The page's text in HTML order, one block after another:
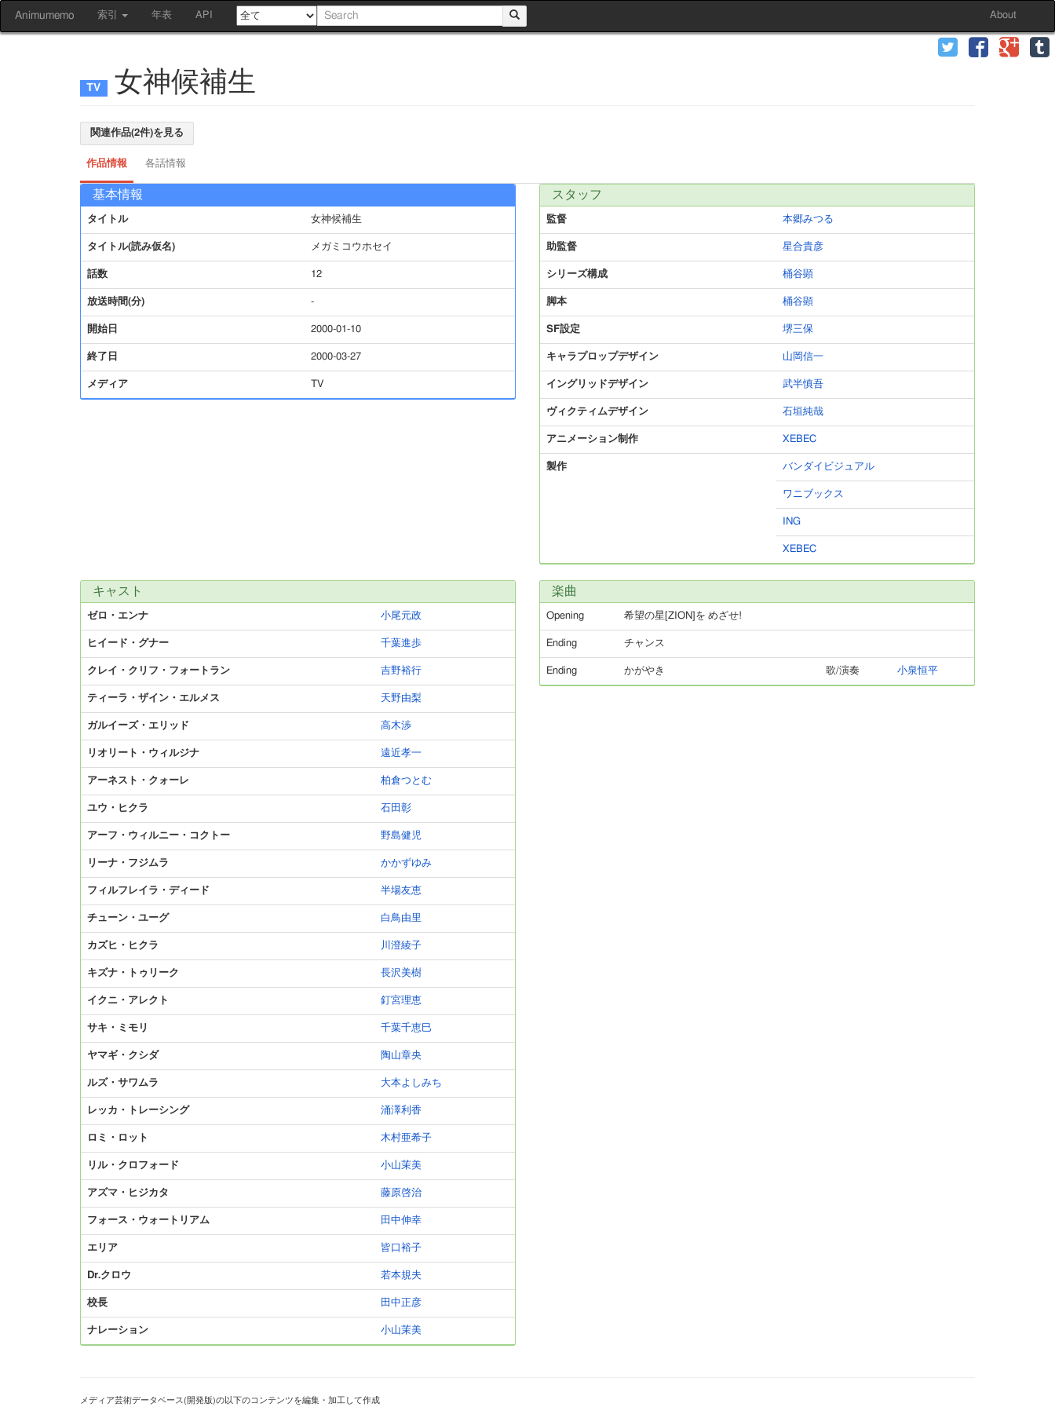
Animumemo 索引 年表 API About
女神候補生
関連作品(2件)を見る
作品情報 各話情報
基本情報
タイトル 女神候補生
タイトル(読み仮名) メガミコウホセイ
話数 12
放送時間(分) -
開始日 2000-01-10
終了日 2000-03-27
メディア TV
スタッフ
監督 本郷みつる
助監督 星合貴彦
シリーズ構成 桶谷顕
脚本 桶谷顕
SF設定 堺三保
キャラプロップデザイン 山岡信一
イングリッドデザイン 武半慎吾
ヴィクティムデザイン 石垣純哉
アニメーション制作 XEBEC
製作 バンダイビジュアル
ワニブックス
ING
XEBEC
キャスト
ゼロ・エンナ 小尾元政
ヒイード・グナー 千葉進歩
クレイ・クリフ・フォートラン 吉野裕行
ティーラ・ザイン・エルメス 天野由梨
ガルイーズ・エリッド 高木渉
リオリート・ウィルジナ 遠近孝一
アーネスト・クォーレ 柏倉つとむ
ユウ・ヒクラ 石田彰
アーフ・ウィルニー・コクトー 野島健児
リーナ・フジムラ かかずゆみ
フィルフレイラ・ディード 半場友恵
チューン・ユーグ 白鳥由里
カズヒ・ヒクラ 川澄綾子
キズナ・トゥリーク 長沢美樹
イクニ・アレクト 釘宮理恵
サキ・ミモリ 千葉千恵巳
ヤマギ・クシダ 陶山章央
ルズ・サワムラ 大本よしみち
レッカ・トレーシング 涌澤利香
ロミ・ロット 木村亜希子
リル・クロフォード 小山茉美
アズマ・ヒジカタ 藤原啓治
フォース・ウォートリアム 田中伸幸
エリア 皆口裕子
Dr.クロウ 若本規夫
校長 田中正彦
ナレーション 小山茉美
楽曲
Opening 希望の星[ZION]を めざせ!
Ending チャンス
Ending かがやき 歌/演奏 小泉恒平
メディア芸術データベース(開発版)の以下のコンテンツを編集・加工して作成